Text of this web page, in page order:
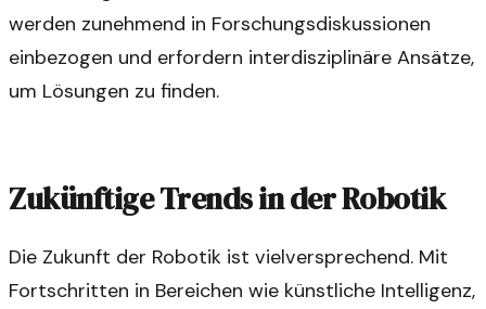
werden zunehmend in Forschungsdiskussionen
einbezogen und erfordern interdisziplinäre Ansätze,
um Lösungen zu finden.
Zukünftige Trends in der Robotik
Die Zukunft der Robotik ist vielversprechend. Mit
Fortschritten in Bereichen wie künstliche Intelligenz,